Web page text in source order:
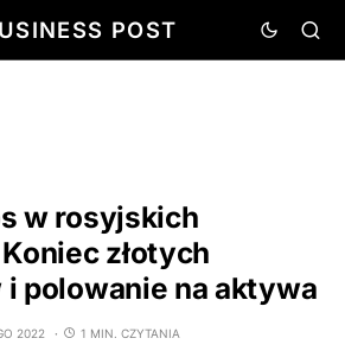
POST
w rosyjskich
złotych
polowanie na aktywa
2022 1 MIN. CZYTANIA